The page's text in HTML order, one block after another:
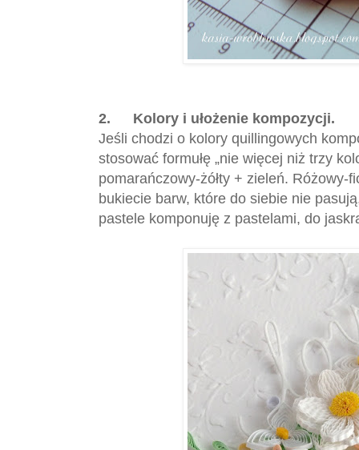
2.
Kolory i ułożenie kompozycji.
Jeśli chodzi o kolory quillingowych
stosować formułę „nie więcej niż trzy
pomarańczowy-żółty + zieleń. Różowy-
bukiecie barw, które do siebie nie
pastele komponuję z pastelami, do